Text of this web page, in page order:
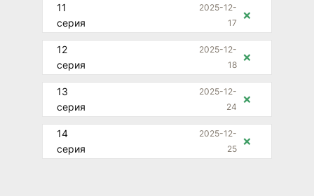
11
серия
2025-12-
17
❌
12
серия
2025-12-
18
❌
13
серия
2025-12-
24
❌
14
серия
2025-12-
25
❌